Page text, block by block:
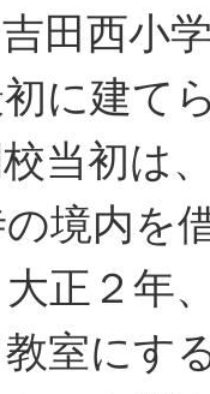
田西小
に建て
当初は
境内を
正２年
室にす